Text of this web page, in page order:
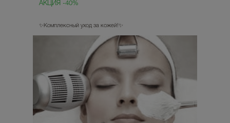
АКЦИЯ -40%
✨Комплексный уход за кожей!✨